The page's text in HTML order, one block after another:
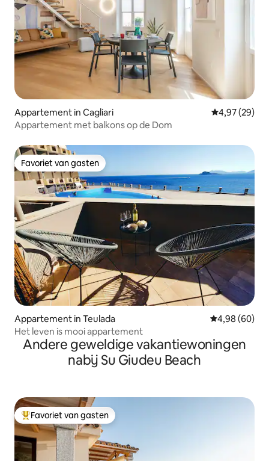
Appartement in Cagliari Gemiddelde
4,97 (29)
Appartement met balkons op de Dom
Favoriet van gasten
Favoriet van gasten
Appartement in Teulada Gemiddelde
4,98 (60)
Het leven is mooi appartement
Andere geweldige vakantiewoningen
nabij Su Giudeu Beach
Topfavoriet van gasten
Favoriet van gasten